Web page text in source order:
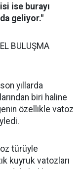
ise burayı
geliyor."
BULUŞMA
yıllarda
biri haline
özellikle vatoz
türüyle
kuyruk vatozları